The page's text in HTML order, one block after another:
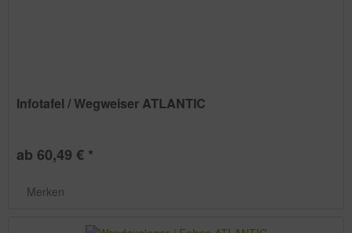
Infotafel / Wegweiser ATLANTIC
ab 60,49 € *
Merken